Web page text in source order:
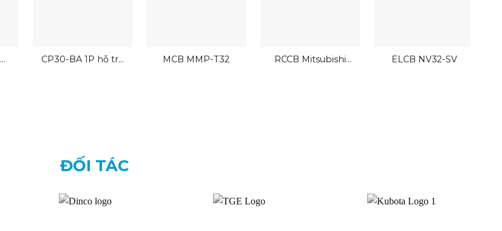
CP30-BA 1P hỗ trợ
MCB MMP-T32
RCCB Mitsubishi
ELCB NV32-SV
ĐỐI TÁC